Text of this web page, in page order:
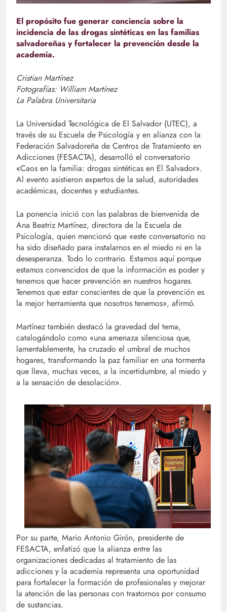
El propósito fue generar conciencia sobre la
incidencia de las drogas sintéticas en las familias
salvadoreñas y fortalecer la prevención desde la
academia.
Cristian Martínez
Fotografías: William Martínez
La Palabra Universitaria
La Universidad Tecnológica de El Salvador (UTEC), a
través de su Escuela de Psicología y en alianza con la
Federación Salvadoreña de Centros de Tratamiento en
Adicciones (FESACTA), desarrolló el conversatorio
«Caos en la familia: drogas sintéticas en El Salvador».
Al evento asistieron expertos de la salud, autoridades
académicas, docentes y estudiantes.
La ponencia inició con las palabras de bienvenida de
Ana Beatriz Martínez, directora de la Escuela de
Psicología, quien mencionó que «este conversatorio no
ha sido diseñado para instalarnos en el miedo ni en la
desesperanza. Todo lo contrario. Estamos aquí porque
estamos convencidos de que la información es poder y
tenemos que hacer prevención en nuestros hogares.
Tenemos que estar conscientes de que la prevención es
la mejor herramienta que nosotros tenemos», afirmó.
Martínez también destacó la gravedad del tema,
catalogándolo como «una amenaza silenciosa que,
lamentablemente, ha cruzado el umbral de muchos
hogares, transformando la paz familiar en una tormenta
que lleva, muchas veces, a la incertidumbre, al miedo y
a la sensación de desolación».
Por su parte, Mario Antonio Girón, presidente de
FESACTA, enfatizó que la alianza entre las
organizaciones dedicadas al tratamiento de las
adicciones y la academia representa una oportunidad
para fortalecer la formación de profesionales y mejorar
la atención de las personas con trastornos por consumo
de sustancias.